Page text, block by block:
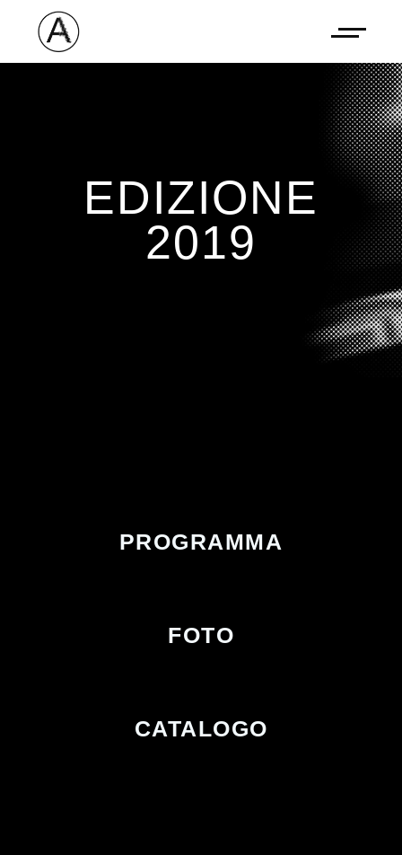
EDIZIONE
2019
PROGRAMMA
FOTO
CATALOGO